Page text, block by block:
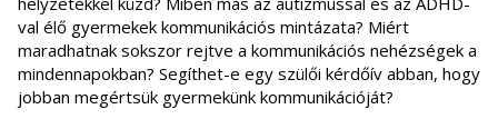
val élő gyermekek kommunikációs mintázata? Miért
maradhatnak sokszor rejtve a kommunikációs nehézségek a
mindennapokban? Segíthet-e egy szülői kérdőív abban, hogy
jobban megértsük gyermekünk kommunikációját?